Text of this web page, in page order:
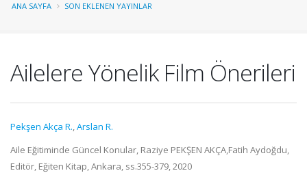
ANA SAYFA SON EKLENEN YAYINLAR
Ailelere Yönelik Film Önerileri
Pekşen Akça R.,Arslan R.
Aile Eğitiminde Güncel Konular, Raziye PEKŞEN AKÇA,Fatih Aydoğdu,
Editör, Eğiten Kitap, Ankara, ss.355-379, 2020